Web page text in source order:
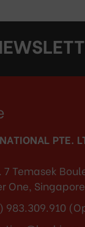
PTE.
7 Temasek
One,
983.309.910